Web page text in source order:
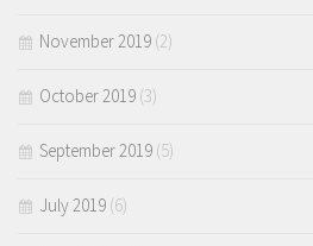
November 2019 (2)
October 2019 (3)
September 2019 (5)
July 2019 (6)